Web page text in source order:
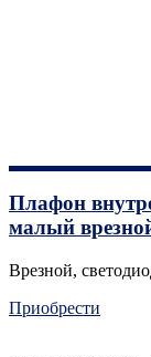
Плафон
малый
Врезной,
Приобрести